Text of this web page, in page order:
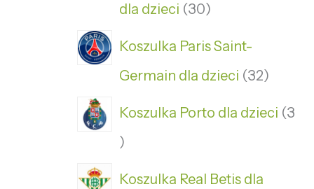
dla dzieci 30
Koszulka Paris Saint-
Germain dla dzieci 32
Koszulka Porto dla dzieci 3
Koszulka Real Betis dla